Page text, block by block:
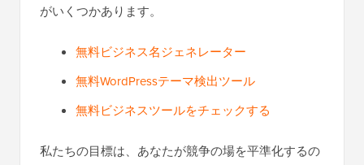
がいくつかあります。
無料ビジネス名ジェネレーター
無料WordPressテーマ検出ツール
無料ビジネスツールをチェックする
私たちの目標は、あなたが競争の場を平準化するの